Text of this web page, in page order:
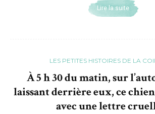
Lire la suite
LES PETITES HISTOIRES DE LA
À 5 h 30 du matin, sur
laissant derrière eux, ce
avec une lettre